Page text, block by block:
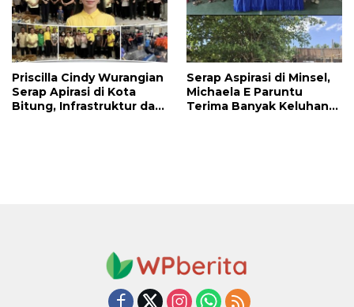
Priscilla Cindy Wurangian
Serap Apirasi di Kota
Bitung, Infrastruktur dan
Serap Aspirasi di Minsel,
Michaela E Paruntu
Terima Banyak Keluhan